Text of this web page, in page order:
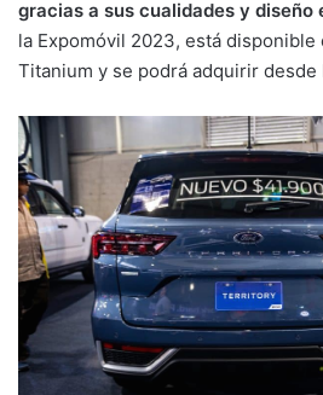
gracias a sus cualidades y diseño
la Expomóvil 2023, está
Titanium y se podrá adquirir desde